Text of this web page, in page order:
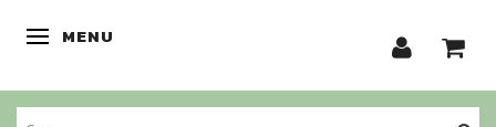
SKIFTE NAVIGATION
MENU